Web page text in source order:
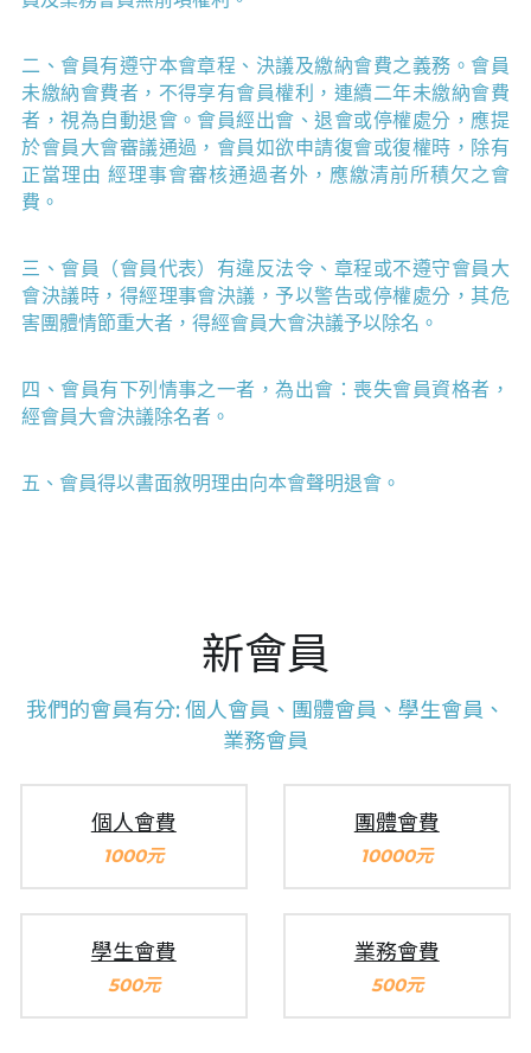
二、會員有遵守本會章程、決議及繳納會費之義務。會員
未繳納會費者，不得享有會員權利，連續二年未繳納會費
者，視為自動退會。會員經出會、退會或停權處分，應提
於會員大會審議通過，會員如欲申請復會或復權時，除有
正當理由 經理事會審核通過者外，應繳清前所積欠之會
費。
三、會員（會員代表）有違反法令、章程或不遵守會員大
會決議時，得經理事會決議，予以警告或停權處分，其危
害團體情節重大者，得經會員大會決議予以除名。
四、會員有下列情事之一者，為出會：喪失會員資格者，
經會員大會決議除名者。
五、會員得以書面敘明理由向本會聲明退會。
新會員
我們的會員有分: 個人會員、團體會員、學生會員、
業務會員
個人會費
1000元
團體會費
10000元
學生會費
500元
業務會費
500元